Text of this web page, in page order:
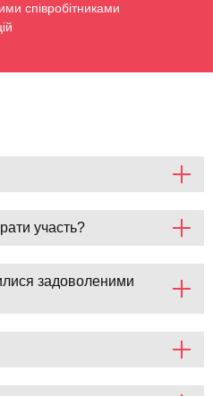
співробітниками
участь?
задоволеними